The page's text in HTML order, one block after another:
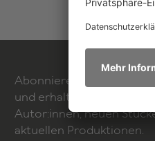
Abonnieren Sie unseren
und erhalten Sie
Autor:innen, neuen
aktuellen Produktionen.